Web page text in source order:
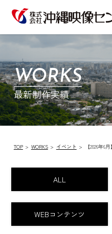
WORKS
最新制作実績
TOP WORKS イベント 【2026年6
ALL
WEBコンテンツ